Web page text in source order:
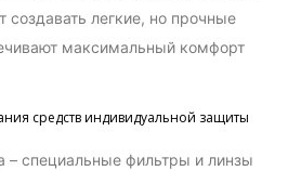
создавать легкие, но прочные
максимальный комфорт
средств индивидуальной защиты
– специальные фильтры и линзы